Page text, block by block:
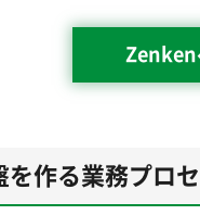
Zenken
を作る業務プロ